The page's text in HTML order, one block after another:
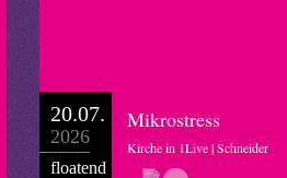
20.07.
2026
floatend
Mikrostress
Kirche in 1Live | Schneider